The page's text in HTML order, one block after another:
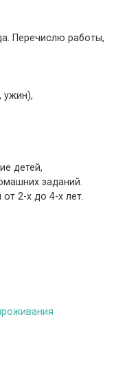
Перечислю работы,
ужин),
детей,
заданий.
2-х до 4-х лет.